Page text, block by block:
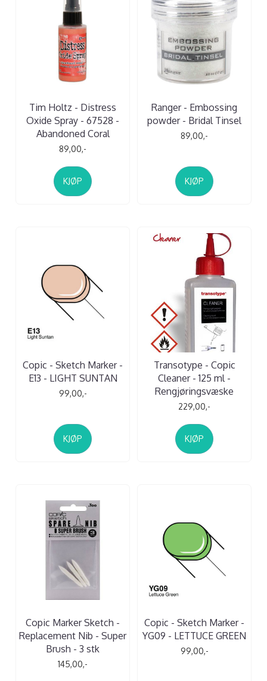
Tim Holtz - Distress
Oxide Spray - 67528 -
Abandoned Coral
89,00,-
KJØP
Ranger - Embossing
powder - Bridal Tinsel
89,00,-
KJØP
Copic - Sketch Marker -
E13 - LIGHT SUNTAN
99,00,-
KJØP
Transotype - Copic
Cleaner - 125 ml -
Rengjøringsvæske
229,00,-
KJØP
Copic Marker Sketch -
Replacement Nib - Super
Brush - 3 stk
145,00,-
Copic - Sketch Marker -
YG09 - LETTUCE GREEN
99,00,-